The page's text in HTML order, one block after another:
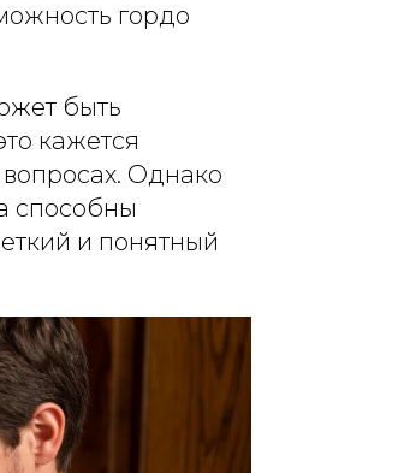
гордо
быть
кажется
Однако
способны
и понятный